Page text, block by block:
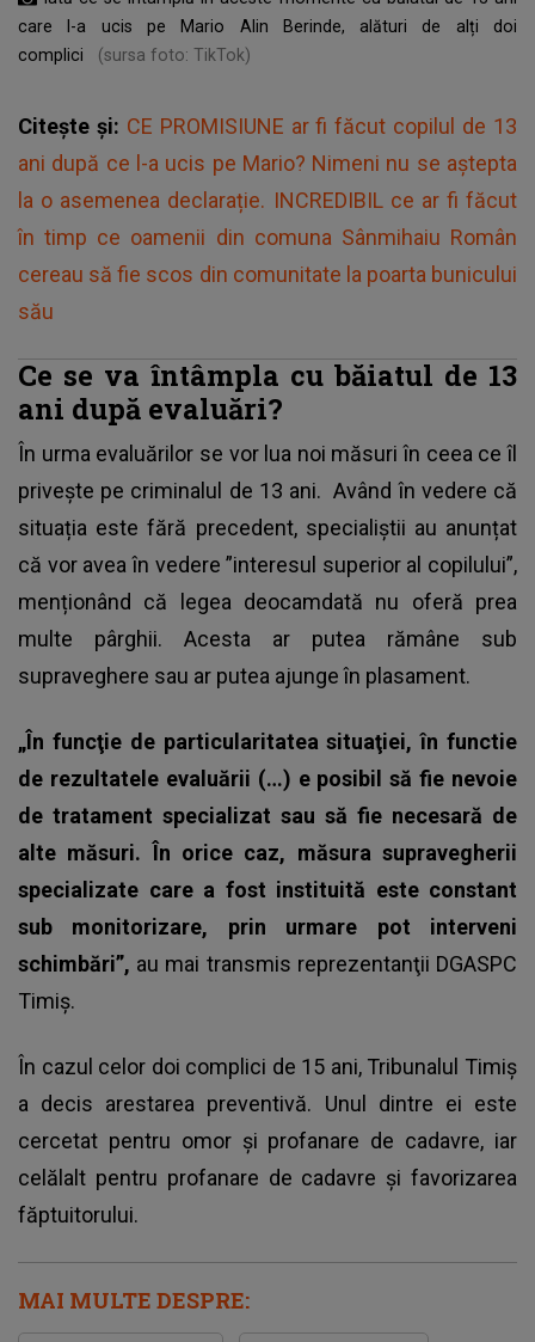
care l-a ucis pe Mario Alin Berinde, alături de alți doi
complici
(sursa foto: TikTok)
Citește și: CE PROMISIUNE ar fi făcut copilul de 13
ani după ce l-a ucis pe Mario? Nimeni nu se aștepta
la o asemenea declarație. INCREDIBIL ce ar fi făcut
în timp ce oamenii din comuna Sânmihaiu Român
cereau să fie scos din comunitate la poarta bunicului
său
Ce se va întâmpla cu băiatul de 13
ani după evaluări?
În urma evaluărilor se vor lua noi măsuri în ceea ce îl
privește pe criminalul de 13 ani. Având în vedere că
situația este fără precedent, specialiștii au anunțat
că vor avea în vedere ”interesul superior al copilului”,
menționând că legea deocamdată nu oferă prea
multe pârghii. Acesta ar putea rămâne sub
supraveghere sau ar putea ajunge în plasament.
„În funcţie de particularitatea situaţiei, în functie
de rezultatele evaluării (…) e posibil să fie nevoie
de tratament specializat sau să fie necesară de
alte măsuri. În orice caz, măsura supravegherii
specializate care a fost instituită este constant
sub monitorizare, prin urmare pot interveni
schimbări”, au mai transmis reprezentanţii DGASPC
Timiş.
În cazul celor doi complici de 15 ani, Tribunalul Timiș
a decis arestarea preventivă. Unul dintre ei este
cercetat pentru omor și profanare de cadavre, iar
celălalt pentru profanare de cadavre și favorizarea
făptuitorului.
MAI MULTE DESPRE: